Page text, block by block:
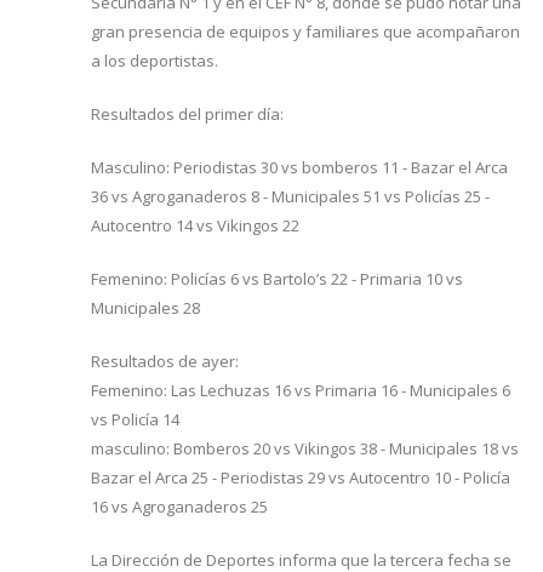
gran presencia de equipos y familiares que acompañaron
a los deportistas.
Resultados del primer día:
Masculino: Periodistas 30 vs bomberos 11 - Bazar el Arca
36 vs Agroganaderos 8 - Municipales 51 vs Policías 25 -
Autocentro 14 vs Vikingos 22
Femenino: Policías 6 vs Bartolo’s 22 - Primaria 10 vs
Municipales 28
Resultados de ayer:
Femenino: Las Lechuzas 16 vs Primaria 16 - Municipales 6
vs Policía 14
masculino: Bomberos 20 vs Vikingos 38 - Municipales 18 vs
Bazar el Arca 25 - Periodistas 29 vs Autocentro 10 - Policía
16 vs Agroganaderos 25
La Dirección de Deportes informa que la tercera fecha se